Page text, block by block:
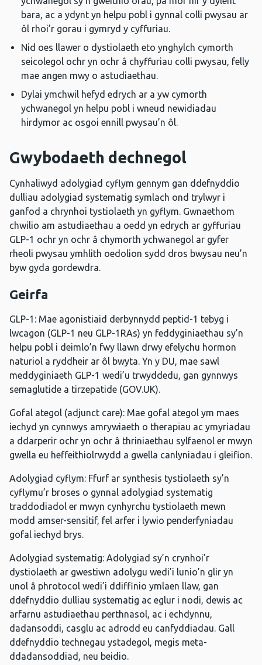
bara, ac a ydynt yn helpu pobl i gynnal colli pwysau ar
ôl rhoi’r gorau i gymryd y cyffuriau.
Nid oes llawer o dystiolaeth eto ynghylch cymorth
seicolegol ochr yn ochr â chyffuriau colli pwysau, felly
mae angen mwy o astudiaethau.
Dylai ymchwil hefyd edrych ar a yw cymorth
ychwanegol yn helpu pobl i wneud newidiadau
hirdymor ac osgoi ennill pwysau’n ôl.
Gwybodaeth dechnegol
Cynhaliwyd adolygiad cyflym gennym gan ddefnyddio
dulliau adolygiad systematig symlach ond trylwyr i
ganfod a chrynhoi tystiolaeth yn gyflym. Gwnaethom
chwilio am astudiaethau a oedd yn edrych ar gyffuriau
GLP-1 ochr yn ochr â chymorth ychwanegol ar gyfer
rheoli pwysau ymhlith oedolion sydd dros bwysau neu’n
byw gyda gordewdra.
Geirfa
GLP-1: Mae agonistiaid derbynnydd peptid-1 tebyg i
lwcagon (GLP-1 neu GLP-1RAs) yn feddyginiaethau sy’n
helpu pobl i deimlo’n fwy llawn drwy efelychu hormon
naturiol a ryddheir ar ôl bwyta. Yn y DU, mae sawl
meddyginiaeth GLP-1 wedi’u trwyddedu, gan gynnwys
semaglutide a tirzepatide (GOV.UK).
Gofal ategol (adjunct care): Mae gofal ategol ym maes
iechyd yn cynnwys amrywiaeth o therapïau ac ymyriadau
a ddarperir ochr yn ochr â thriniaethau sylfaenol er mwyn
gwella eu heffeithiolrwydd a gwella canlyniadau i gleifion.
Adolygiad cyflym: Ffurf ar synthesis tystiolaeth sy’n
cyflymu’r broses o gynnal adolygiad systematig
traddodiadol er mwyn cynhyrchu tystiolaeth mewn
modd amser-sensitif, fel arfer i lywio penderfyniadau
gofal iechyd brys.
Adolygiad systematig: Adolygiad sy’n crynhoi’r
dystiolaeth ar gwestiwn adolygu wedi’i lunio’n glir yn
unol â phrotocol wedi’i ddiffinio ymlaen llaw, gan
ddefnyddio dulliau systematig ac eglur i nodi, dewis ac
arfarnu astudiaethau perthnasol, ac i echdynnu,
dadansoddi, casglu ac adrodd eu canfyddiadau. Gall
ddefnyddio technegau ystadegol, megis meta-
ddadansoddiad, neu beidio.